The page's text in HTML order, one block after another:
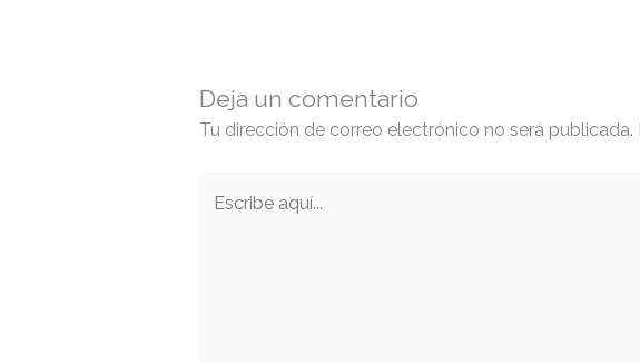
Deja un comentario
Tu dirección de correo electrónico no será publicada.